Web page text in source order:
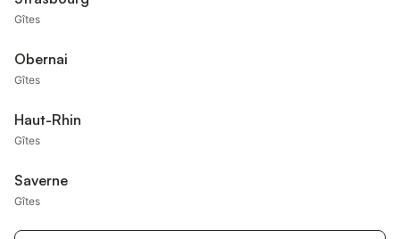
Gîtes
Obernai
Gîtes
Haut-Rhin
Gîtes
Saverne
Gîtes